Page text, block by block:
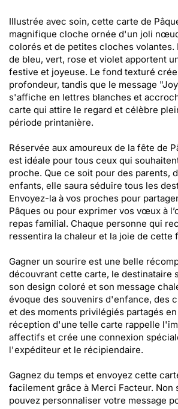
Illustrée avec soin, cette carte de
magnifique cloche ornée d'un joli
colorés et de petites cloches volantes.
de bleu, vert, rose et violet apportent
festive et joyeuse. Le fond texturé
profondeur, tandis que le message
s'affiche en lettres blanches et
carte qui attire le regard et célèbre
période printanière.
Réservée aux amoureux de la fête de
est idéale pour tous ceux qui
proche. Que ce soit pour des parents,
enfants, elle saura séduire tous les
Envoyez-la à vos proches pour
Pâques ou pour exprimer vos vœux à
repas familial. Chaque personne qui
ressentira la chaleur et la joie de cette
Gagner un sourire est une belle
découvrant cette carte, le destinataire
son design coloré et son message
évoque des souvenirs d'enfance, des
et des moments privilégiés partagés
réception d'une telle carte rappelle
affectifs et crée une connexion
l'expéditeur et le récipiendaire.
Gagnez du temps et envoyez cette
facilement grâce à Merci Facteur. Non
pouvez personnaliser votre message